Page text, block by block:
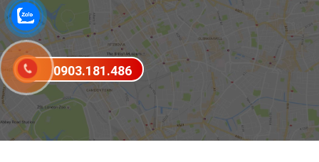
0903.181.486